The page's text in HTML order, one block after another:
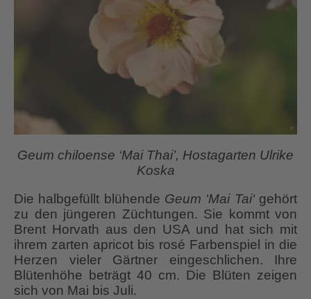
Geum chiloense ‘Mai Thai’, Hostagarten Ulrike
Koska
Die halbgefüllt blühende Geum ‘Mai Tai‘gehört
zu den jüngeren Züchtungen. Sie kommt von
Brent Horvath aus den USA und hat sich mit
ihrem zarten apricot bis rosé Farbenspiel in die
Herzen vieler Gärtner eingeschlichen. Ihre
Blütenhöhe beträgt 40 cm. Die Blüten zeigen
sich von Mai bis Juli.